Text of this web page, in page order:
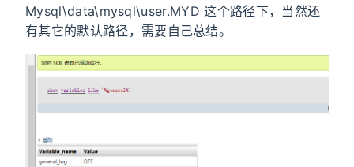
Mysql\data\mysql\user.MYD 这个路径下，当然还
有其它的默认路径，需要自己总结。